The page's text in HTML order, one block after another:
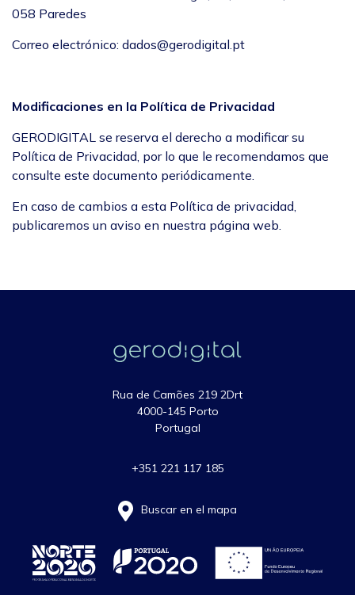
058 Paredes
Correo electrónico: dados@gerodigital.pt
Modificaciones en la Política de Privacidad
GERODIGITAL se reserva el derecho a modificar su
Política de Privacidad, por lo que le recomendamos que
consulte este documento periódicamente.
En caso de cambios a esta Política de privacidad,
publicaremos un aviso en nuestra página web.
Rua de Camões 219 2Drt
4000-145 Porto
Portugal
+351 221 117 185
Buscar en el mapa